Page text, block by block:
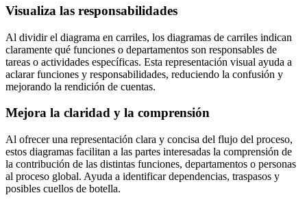
Visualiza las responsabilidades
Al dividir el diagrama en carriles, los diagramas de carriles indican
claramente qué funciones o departamentos son responsables de
tareas o actividades específicas. Esta representación visual ayuda a
aclarar funciones y responsabilidades, reduciendo la confusión y
mejorando la rendición de cuentas.
Mejora la claridad y la comprensión
Al ofrecer una representación clara y concisa del flujo del proceso,
estos diagramas facilitan a las partes interesadas la comprensión de
la contribución de las distintas funciones, departamentos o personas
al proceso global. Ayuda a identificar dependencias, traspasos y
posibles cuellos de botella.